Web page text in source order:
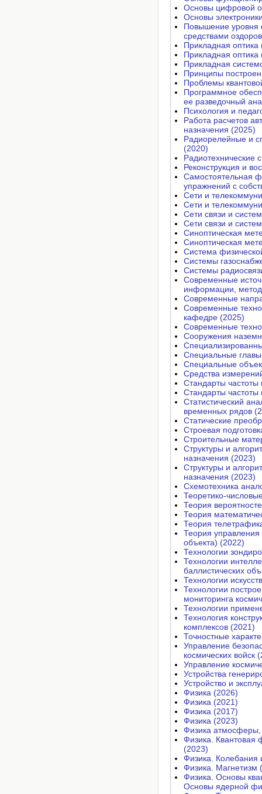
Основы цифровой
Основы
Повышение уровня
средствами
Прикладная оптика
Прикладная оптика
Прикладная
Принципы
Проблемы
Программное
ее разведочный
Психология и
Работа расчетов
назначения (2025)
Радиорелейные и
(2020)
Радиотехнические
Реконструкция и
Самостоятельная
упражнений с
Сети и
Сети и
Сети связи и
Сети связи и
Синоптическая
Синоптическая
Система
Системы
Системы
Современные
информации,
Современные
Современные
кафедре (2025)
Современные
Сооружения
Специальные
Специальные
Средства
Стандарты
Стандарты
Статистический
временных рядов
Статические
Строевая
Строительные
Структуры и
назначения (2023)
Структуры и
назначения (2023)
Схемотехника
Теоретико-
Теория
Теория
Теория
Теория управления
объекта) (2022)
Технологии
Технологии
баллистических
Технологии
Технологии
мониторинга
Технологии
Технология
комплексов (2021)
Точностные
Управление
космических войск
Управление
Устройства
Устройство и
Физика (2026)
Физика (2021)
Физика (2017)
Физика (2023)
Физика
Физика. Квантовая
(2023)
Физика. Колебания
Физика. Магнетизм
Физика. Основы
Основы ядерной